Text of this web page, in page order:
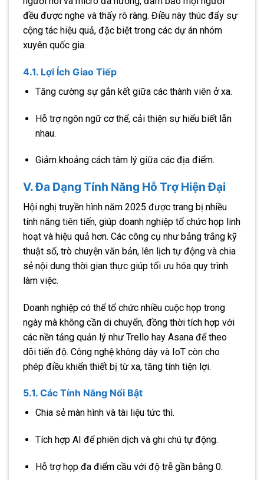
đều được nghe và thấy rõ ràng. Điều này thúc đẩy sự
cộng tác hiệu quả, đặc biệt trong các dự án nhóm
xuyên quốc gia.
4.1. Lợi Ích Giao Tiếp
Tăng cường sự gắn kết giữa các thành viên ở xa.
Hỗ trợ ngôn ngữ cơ thể, cải thiện sự hiểu biết lẫn
nhau.
Giảm khoảng cách tâm lý giữa các địa điểm.
V. Đa Dạng Tính Năng Hỗ Trợ Hiện Đại
Hội nghị truyền hình năm 2025 được trang bị nhiều
tính năng tiên tiến, giúp doanh nghiệp tổ chức họp linh
hoạt và hiệu quả hơn. Các công cụ như bảng trắng kỹ
thuật số, trò chuyện văn bản, lên lịch tự động và chia
sẻ nội dung thời gian thực giúp tối ưu hóa quy trình
làm việc.
Doanh nghiệp có thể tổ chức nhiều cuộc họp trong
ngày mà không cần di chuyển, đồng thời tích hợp với
các nền tảng quản lý như Trello hay Asana để theo
dõi tiến độ. Công nghệ không dây và IoT còn cho
phép điều khiển thiết bị từ xa, tăng tính tiện lợi.
5.1. Các Tính Năng Nổi Bật
Chia sẻ màn hình và tài liệu tức thì.
Tích hợp AI để phiên dịch và ghi chú tự động.
Hỗ trợ họp đa điểm cầu với độ trễ gần bằng 0.